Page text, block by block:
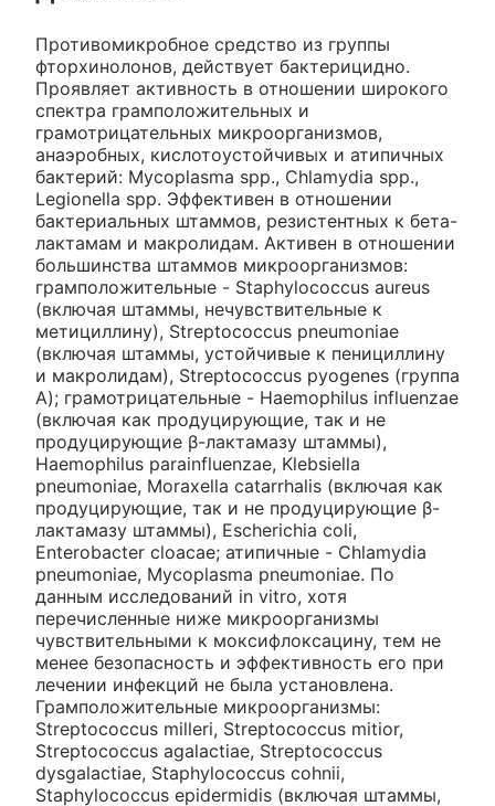
Противомикробное средство из группы
фторхинолонов, действует бактерицидно.
Проявляет активность в отношении широкого
спектра грамположительных и
грамотрицательных микроорганизмов,
анаэробных, кислотоустойчивых и атипичных
бактерий: Mycoplasma spp., Chlamydia spp.,
Legionella spp. Эффективен в отношении
бактериальных штаммов, резистентных к бета-
лактамам и макролидам. Активен в отношении
большинства штаммов микроорганизмов:
грамположительные - Staphylococcus aureus
(включая штаммы, нечувствительные к
метициллину), Streptococcus pneumoniae
(включая штаммы, устойчивые к пенициллину
и макролидам), Streptococcus pyogenes (группа
А); грамотрицательные - Haemophilus influenzae
(включая как продуцирующие, так и не
продуцирующие β-лактамазу штаммы),
Haemophilus parainfluenzae, Klebsiella
pneumoniae, Moraxella catarrhalis (включая как
продуцирующие, так и не продуцирующие β-
лактамазу штаммы), Escherichia coli,
Enterobacter cloacae; атипичные - Chlamydia
pneumoniae, Mycoplasma pneumoniae. По
данным исследований in vitro, хотя
перечисленные ниже микроорганизмы
чувствительными к моксифлоксацину, тем не
менее безопасность и эффективность его при
лечении инфекций не была установлена.
Грамположительные микроорганизмы:
Streptococcus milleri, Streptococcus mitior,
Streptococcus agalactiae, Streptococcus
dysgalactiae, Staphylococcus cohnii,
Staphylococcus epidermidis (включая штаммы,